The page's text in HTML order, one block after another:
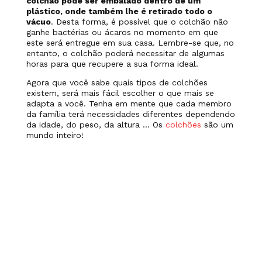
plástico, onde também lhe é retirado todo o
vácuo. Desta forma, é possível que o colchão não
ganhe bactérias ou ácaros no momento em que
este será entregue em sua casa. Lembre-se que, no
entanto, o colchão poderá necessitar de algumas
horas para que recupere a sua forma ideal.
Agora que você sabe quais tipos de colchões
existem, será mais fácil escolher o que mais se
adapta a você. Tenha em mente que cada membro
da família terá necessidades diferentes dependendo
da idade, do peso, da altura … Os colchões são um
mundo inteiro!